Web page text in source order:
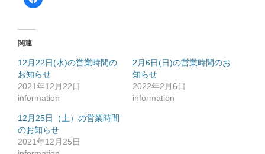
a
共
有
す
る
に
は
ク
ッ
ク
し
て
く
関連
12月22日(水)の営業時間の
お知らせ
2021年12月22日
information
2月6日(日)の営業時間のお
知らせ
2022年2月6日
information
12月25日（土）の営業時間
のお知らせ
2021年12月25日